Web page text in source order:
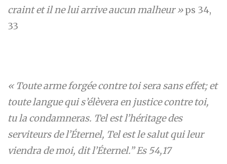
craint et il ne lui arrive aucun malheur »ps 34,
33
« Toute arme forgée contre toi sera sans effet; et
toute langue qui s’élèvera en justice contre toi,
tu la condamneras. Tel est l’héritage des
serviteurs de l’Éternel, Tel est le salut qui leur
viendra de moi, dit l’Éternel.” Es 54,17